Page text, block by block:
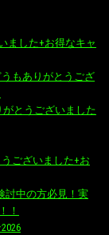
ました+お得なキャ
うもありがとうござ
がとうございました
ございました+お
討中の方必見！実
！